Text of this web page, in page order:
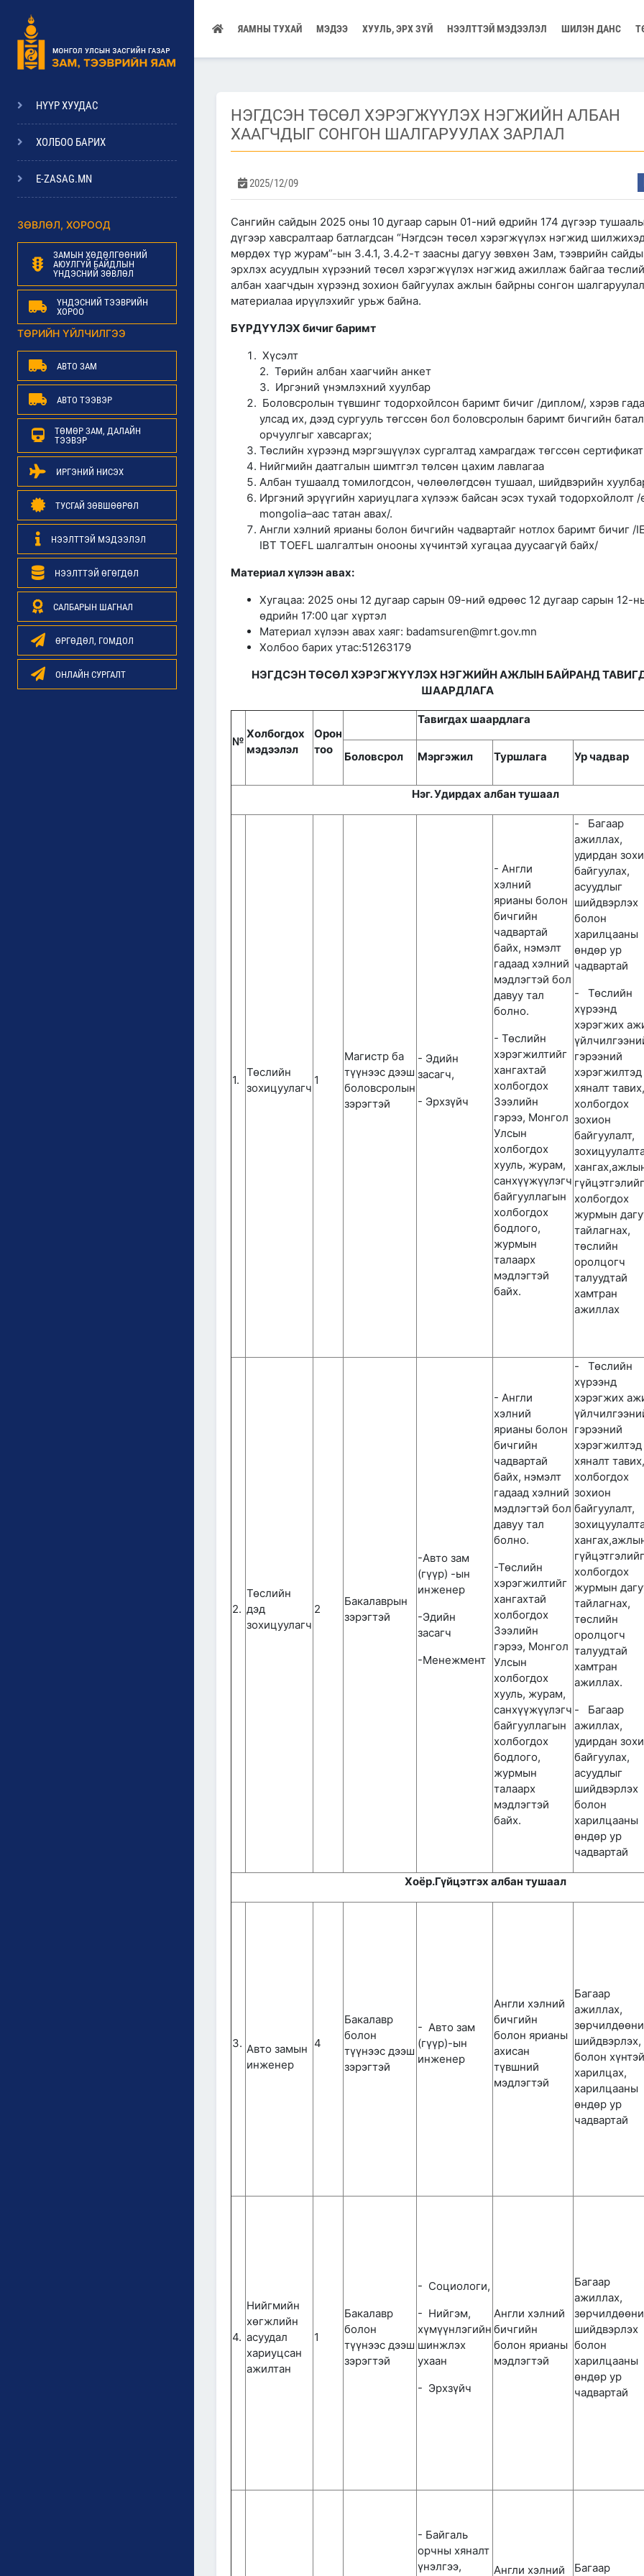
ЯАМНЫ ТУХАЙ МЭДЭЭ ХУУЛЬ, ЭРХ ЗҮЙ НЭЭЛТТЭЙ МЭДЭЭЛЭЛ ШИЛЭН ДАНС
НҮҮР ХУУДАС
ХОЛБОО БАРИХ
E-ZASAG.MN
ЗӨВЛӨЛ, ХОРООД
ЗАМЫН ХӨДӨЛГӨӨНИЙ
АЮУЛГҮЙ БАЙДЛЫН
ҮНДЭСНИЙ ЗӨВЛӨЛ
ҮНДЭСНИЙ ТЭЭВРИЙН
ХОРОО
ТӨРИЙН ҮЙЛЧИЛГЭЭ
АВТО ЗАМ
АВТО ТЭЭВЭР
ТӨМӨР ЗАМ, ДАЛАЙН
ТЭЭВЭР
ИРГЭНИЙ НИСЭХ
ТУСГАЙ ЗӨВШӨӨРӨЛ
НЭЭЛТТЭЙ МЭДЭЭЛЭЛ
НЭЭЛТТЭЙ ӨГӨГДӨЛ
САЛБАРЫН ШАГНАЛ
ӨРГӨДӨЛ, ГОМДОЛ
ОНЛАЙН СУРГАЛТ
НЭГДСЭН ТӨСӨЛ ХЭРЭГЖҮҮЛЭХ НЭГЖИЙН АЛБАН
ХААГЧДЫГ СОНГОН ШАЛГАРУУЛАХ ЗАРЛАЛ
2025/12/09
Сангийн сайдын 2025 оны 10 дугаар сарын 01-ний өдрийн 174 дүгээр
дүгээр хавсралтаар батлагдсан “Нэгдсэн төсөл хэрэгжүүлэх нэгжид
мөрдөх түр журам”-ын 3.4.1, 3.4.2-т заасны дагуу зөвхөн Зам, тээврийн
эрхлэх асуудлын хүрээний төсөл хэрэгжүүлэх нэгжид ажиллаж байгаа
албан хаагчдын хүрээнд зохион байгуулах ажлын байрны сонгон
материалаа ирүүлэхийг урьж байна.
БҮРДҮҮЛЭХ бичиг баримт
Хүсэлт
2. Төрийн албан хаагчийн анкет
3. Иргэний үнэмлэхний хуулбар
Боловсролын түвшинг тодорхойлсон баримт бичиг /диплом/, хэрэв
улсад их, дээд сургууль төгссөн бол боловсролын баримт бичгийн
орчуулгыг хавсаргах;
Төслийн хүрээнд мэргэшүүлэх сургалтад хамрагдаж төгссөн сертификат
Нийгмийн даатгалын шимтгэл төлсөн цахим лавлагаа
Албан тушаалд томилогдсон, чөлөөлөгдсөн тушаал, шийдвэрийн
Иргэний эрүүгийн хариуцлага хүлээж байсан эсэх тухай тодорхойлолт /
mongolia–аас татан авах/.
Англи хэлний ярианы болон бичгийн чадвартайг нотлох баримт бичиг /
IBT TOEFL шалгалтын онооны хүчинтэй хугацаа дуусаагүй байх/
Материал хүлээн авах:
Хугацаа: 2025 оны 12 дугаар сарын 09-ний өдрөөс 12 дугаар сарын 12-
өдрийн 17:00 цаг хүртэл
Материал хүлээн авах хаяг: badamsuren@mrt.gov.mn
Холбоо барих утас:51263179
НЭГДСЭН ТӨСӨЛ ХЭРЭГЖҮҮЛЭХ НЭГЖИЙН АЖЛЫН БАЙРАНД
ШААРДЛАГА
№
Холбогдох
мэдээлэл
Орон
тоо
Тавигдах шаардлага
Боловсрол Мэргэжил Туршлага Ур чадвар
Нэг. Удирдах албан тушаал
1.
Төслийн
зохицуулагч
1
Магистр ба
түүнээс дээш
боловсролын
зэрэгтэй
- Эдийн
засагч,
- Эрхзүйч
- Англи
хэлний
ярианы болон
бичгийн
чадвартай
байх, нэмэлт
гадаад хэлний
мэдлэгтэй бол
давуу тал
болно.
- Төслийн
хэрэгжилтийг
хангахтай
холбогдох
Зээлийн
гэрээ, Монгол
Улсын
холбогдох
хууль, журам,
санхүүжүүлэгч
байгууллагын
холбогдох
бодлого,
журмын
талаарх
мэдлэгтэй
байх.
- Багаар
ажиллах,
удирдан
байгуулах,
асуудлыг
шийдвэрлэх
болон
харилцааны
өндөр ур
чадвартай
- Төслийн
хүрээнд
хэрэгжих
гэрээний
хэрэгжилтэд
хяналт тавих,
холбогдох
зохион
байгуулалт,
гүйцэтгэлийг
холбогдох
журмын
тайлагнах,
төслийн
оролцогч
талуудтай
хамтран
ажиллах
2.
Төслийн
дэд
зохицуулагч
2
Бакалаврын
зэрэгтэй
-Авто зам
(гүүр) -ын
инженер
-Эдийн
засагч
-Менежмент
- Англи
хэлний
ярианы болон
бичгийн
чадвартай
байх, нэмэлт
гадаад хэлний
мэдлэгтэй бол
давуу тал
болно.
-Төслийн
хэрэгжилтийг
хангахтай
холбогдох
Зээлийн
гэрээ, Монгол
Улсын
холбогдох
хууль, журам,
санхүүжүүлэгч
байгууллагын
холбогдох
бодлого,
журмын
талаарх
мэдлэгтэй
байх.
- Төслийн
хүрээнд
хэрэгжих
гэрээний
хэрэгжилтэд
хяналт тавих,
холбогдох
зохион
байгуулалт,
гүйцэтгэлийг
холбогдох
журмын
тайлагнах,
төслийн
оролцогч
талуудтай
хамтран
ажиллах.
- Багаар
ажиллах,
удирдан
байгуулах,
асуудлыг
шийдвэрлэх
болон
харилцааны
өндөр ур
чадвартай
Хоёр.Гүйцэтгэх албан тушаал
3. Авто замын
инженер
4
Бакалавр
болон
түүнээс дээш
зэрэгтэй
- Авто зам
(гүүр)-ын
инженер
Англи хэлний
бичгийн
болон ярианы
ахисан
түвшний
мэдлэгтэй
Багаар
ажиллах,
шийдвэрлэх,
болон хүнтэй
харилцах,
харилцааны
өндөр ур
чадвартай
4.
Нийгмийн
хөгжлийн
асуудал
хариуцсан
ажилтан
1
Бакалавр
болон
түүнээс дээш
зэрэгтэй
- Социологи,
- Нийгэм,
хүмүүнлэгийн
шинжлэх
ухаан
- Эрхзүйч
Англи хэлний
бичгийн
болон ярианы
мэдлэгтэй
Багаар
ажиллах,
шийдвэрлэх
болон
харилцааны
өндөр ур
чадвартай
- Байгаль
орчны хяналт
үнэлгээ,
Англи хэлний Багаар